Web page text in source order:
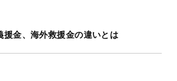
援金、海外救援金の違いとは